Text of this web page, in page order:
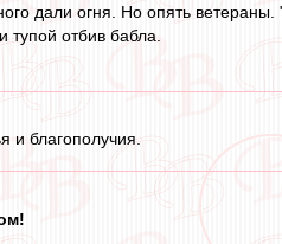
дали огня. Но опять
отбив бабла.
и благополучия.